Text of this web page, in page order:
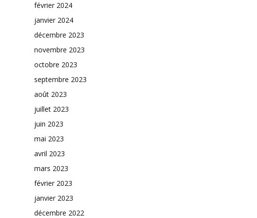
février 2024
janvier 2024
décembre 2023
novembre 2023
octobre 2023
septembre 2023
août 2023
juillet 2023
juin 2023
mai 2023
avril 2023
mars 2023
février 2023
janvier 2023
décembre 2022